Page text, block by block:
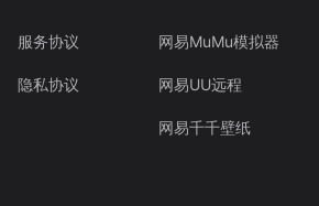
服务协议
隐私协议
网易MuMu模拟器
网易UU远程
网易千千壁纸